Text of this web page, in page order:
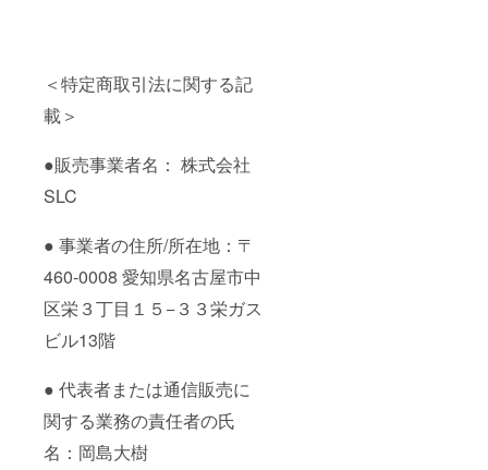
＜特定商取引法に関する記
載＞
●販売事業者名： 株式会社
SLC
● 事業者の住所/所在地：〒
460-0008 愛知県名古屋市中
区栄３丁目１５−３３栄ガス
ビル13階
● 代表者または通信販売に
関する業務の責任者の氏
名：岡島大樹